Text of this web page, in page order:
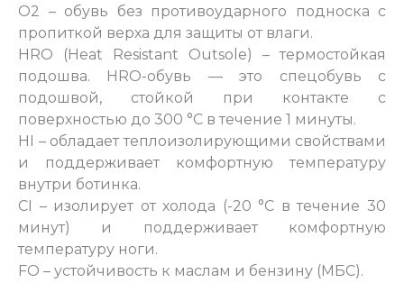
O2 – обувь без противоударного подноска с
пропиткой верха для защиты от влаги.
HRO (Heat Resistant Outsole) – термостойкая
подошва. HRO-обувь — это спецобувь с
подошвой, стойкой при контакте с
поверхностью до 300 °С в течение 1 минуты.
HI – обладает теплоизолирующими свойствами
и поддерживает комфортную температуру
внутри ботинка.
СI – изолирует от холода (-20 °С в течение 30
минут) и поддерживает комфортную
температуру ноги.
FO – устойчивость к маслам и бензину (МБС).